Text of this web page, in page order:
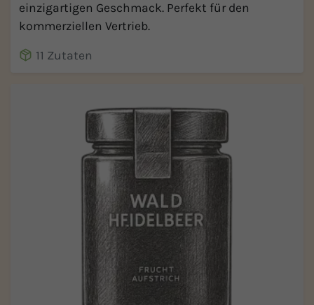
einzigartigen Geschmack. Perfekt für den
kommerziellen Vertrieb.
11 Zutaten